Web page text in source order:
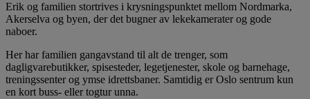
Erik og familien stortrives i krysningspunktet mellom Nordmarka,
Akerselva og byen, der det bugner av lekekamerater og gode
naboer.
Her har familien gangavstand til alt de trenger, som
dagligvarebutikker, spisesteder, legetjenester, skole og barnehage,
treningssenter og ymse idrettsbaner. Samtidig er Oslo sentrum kun
en kort buss- eller togtur unna.